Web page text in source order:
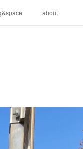
about